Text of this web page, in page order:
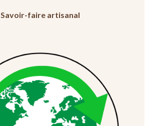
Savoir-faire artisanal